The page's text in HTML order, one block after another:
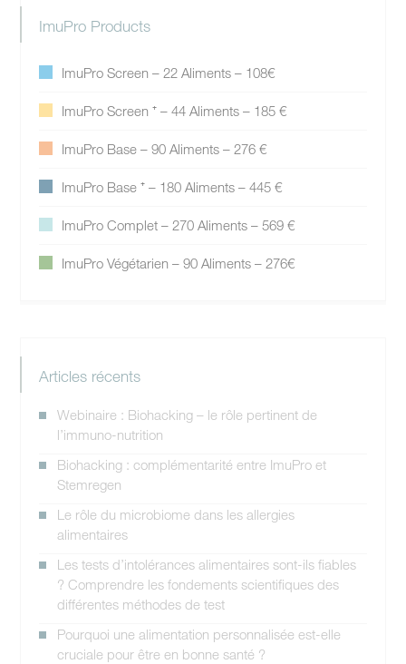
ImuPro Products
ImuPro Screen – 22 Aliments – 108€
ImuPro Screen ⁺ – 44 Aliments – 185 €
ImuPro Base – 90 Aliments – 276 €
ImuPro Base ⁺ – 180 Aliments – 445 €
ImuPro Complet – 270 Aliments – 569 €
ImuPro Végétarien – 90 Aliments – 276€
Articles récents
Webinaire : Biohacking – le rôle pertinent de
l’immuno-nutrition
Biohacking : complémentarité entre ImuPro et
Stemregen
Le rôle du microbiome dans les allergies
alimentaires
Les tests d’intolérances alimentaires sont-ils fiables
? Comprendre les fondements scientifiques des
différentes méthodes de test
Pourquoi une alimentation personnalisée est-elle
cruciale pour être en bonne santé ?